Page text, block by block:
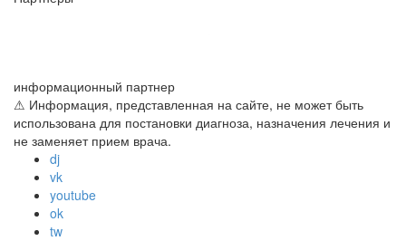
информационный партнер
⚠ Информация, представленная на сайте, не может быть
использована для постановки диагноза, назначения лечения и
не заменяет прием врача.
dj
vk
youtube
ok
tw